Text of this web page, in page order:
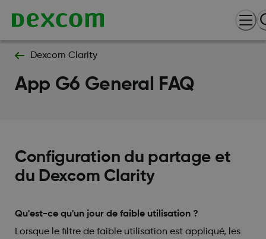
Dexcom Clarity
App G6 General FAQ
Configuration du partage et
du Dexcom Clarity
Qu'est-ce qu'un jour de faible utilisation ?
Lorsque le filtre de faible utilisation est appliqué, les